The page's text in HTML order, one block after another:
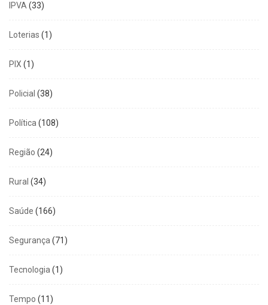
IPVA(33)
Loterias (1)
PIX (1)
Policial (38)
Política(108)
Região (24)
Rural (34)
Saúde (166)
Segurança(71)
Tecnologia(1)
Tempo (11)